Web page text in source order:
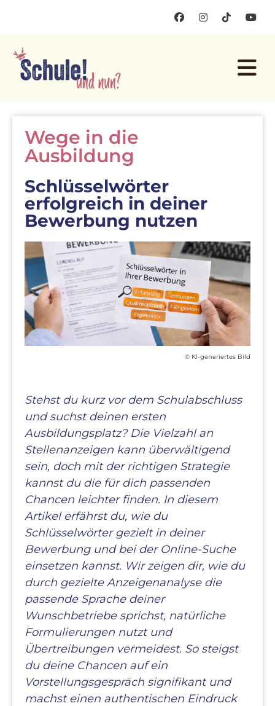
Wege in die
Ausbildung
Schlüsselwörter
erfolgreich in deiner
Bewerbung nutzen
© KI-generiertes Bild
Stehst du kurz vor dem Schulabschluss
und suchst deinen ersten
Ausbildungsplatz? Die Vielzahl an
Stellenanzeigen kann überwältigend
sein, doch mit der richtigen Strategie
kannst du die für dich passenden
Chancen leichter finden. In diesem
Artikel erfährst du, wie du
Schlüsselwörter gezielt in deiner
Bewerbung und bei der Online-Suche
einsetzen kannst. Wir zeigen dir, wie du
durch gezielte Anzeigenanalyse die
passende Sprache deiner
Wunschbetriebe sprichst, natürliche
Formulierungen nutzt und
Übertreibungen vermeidest. So steigst
du deine Chancen auf ein
Vorstellungsgespräch signifikant und
machst einen authentischen Eindruck